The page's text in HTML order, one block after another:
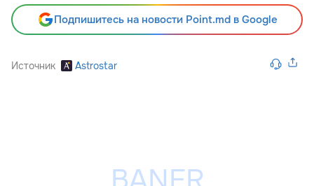
Подпишитесь на новости Point.md в Google
Источник Astrostar